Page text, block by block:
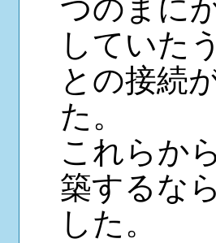
つのまに
していた
との接続
た。
これらか
築するな
した。